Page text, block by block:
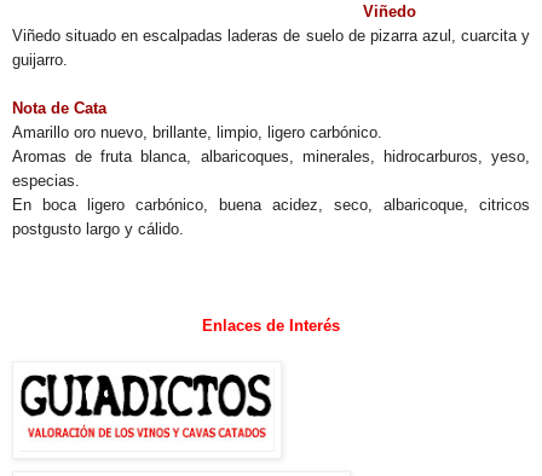
Viñedo
Viñedo situado en escalpadas laderas de suelo de pizarra azul, cuarcita y
guijarro.
Nota de Cata
Amarillo oro nuevo, brillante, limpio, ligero carbónico.
Aromas de fruta blanca, albaricoques, minerales, hidrocarburos, yeso,
especias.
En boca ligero carbónico, buena acidez, seco, albaricoque, citricos
postgusto largo y cálido.
Enlaces de Interés